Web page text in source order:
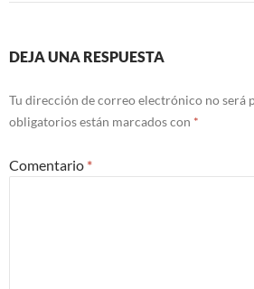
DEJA UNA RESPUESTA
Tu dirección de correo electrónico no será
obligatorios están marcados con *
Comentario *